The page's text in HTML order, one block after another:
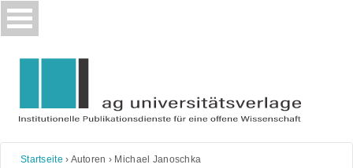
Skip
to
Startseite › Autoren › Michael Janoschka